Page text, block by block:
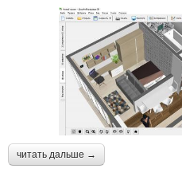
читать дальше →